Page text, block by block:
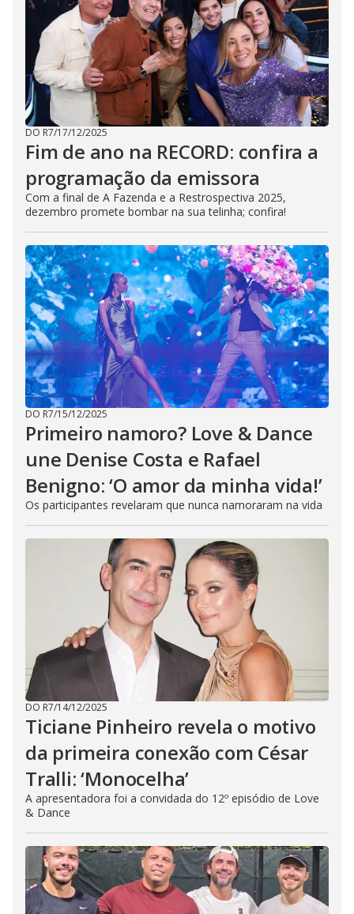
DO R7/17/12/2025
Fim de ano na RECORD: confira a
programação da emissora
Com a final de A Fazenda e a Restrospectiva 2025,
dezembro promete bombar na sua telinha; confira!
DO R7/15/12/2025
Primeiro namoro? Love & Dance
une Denise Costa e Rafael
Benigno: ‘O amor da minha vida!’
Os participantes revelaram que nunca namoraram na vida
DO R7/14/12/2025
Ticiane Pinheiro revela o motivo
da primeira conexão com César
Tralli: ‘Monocelha’
A apresentadora foi a convidada do 12º episódio de Love
& Dance